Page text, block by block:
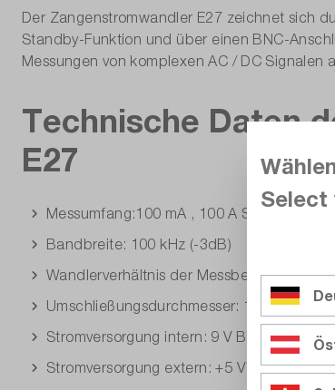
Der Zangenstromwandler E27 zeichnet sich
Standby-Funktion und über einen BNC-
Messungen von komplexen AC / DC Signalen
Technische Daten
E27
Messumfang:100 mA , 100 A Spitze
Bandbreite: 100 kHz (-3dB)
Wandlerverhältnis der Messbereiche: 100
Umschließungsdurchmesser: 11,8 mm
Stromversorgung intern: 9 V Batterie
Stromversorgung extern: +5 V DC über
Select